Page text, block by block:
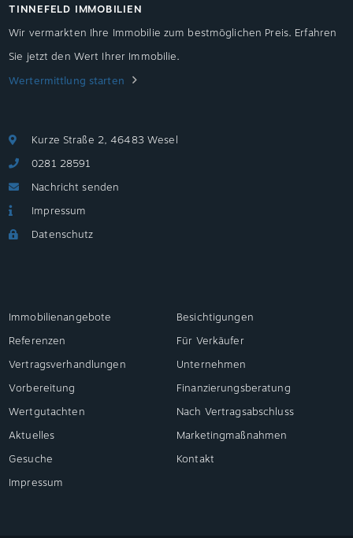
TINNEFELD IMMOBILIEN
Wir vermarkten Ihre Immobilie zum bestmöglichen Preis. Erfahren
Sie jetzt den Wert Ihrer Immobilie.
Wertermittlung starten
Kurze Straße 2, 46483 Wesel
0281 28591
Nachricht senden
Impressum
Datenschutz
Immobilienangebote
Besichtigungen
Referenzen
Für Verkäufer
Vertragsverhandlungen
Unternehmen
Vorbereitung
Finanzierungsberatung
Wertgutachten
Nach Vertragsabschluss
Aktuelles
Marketingmaßnahmen
Gesuche
Kontakt
Impressum